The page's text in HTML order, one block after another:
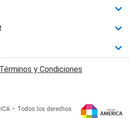
Términos y Condiciones
– Todos los derechos